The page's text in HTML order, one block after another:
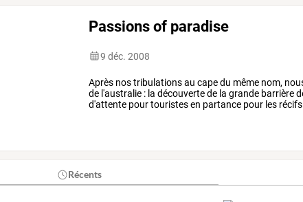
Passions of paradise
9 déc. 2008
Après nostribulationsau capedu même nom,
de l'australie : la découvertede la grande barrière
d'attente pourtouristesen partance pour les récifs
Récents